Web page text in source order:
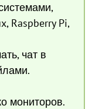
Raspberry Pi,
чат в
мониторов.